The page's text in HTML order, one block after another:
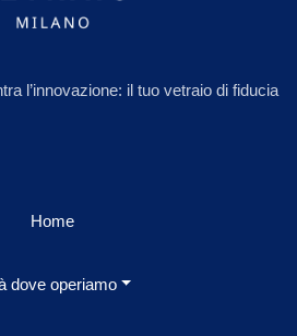
l’innovazione: il tuo vetraio di fiducia
Home
dove operiamo